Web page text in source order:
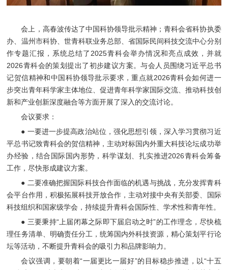
会上，高春波传达了中国科协领导批示精神；青科会省科协执委
办、温州市科协、世青科联业务总部、省国际民间科技交流中心分别
作专题汇报，系统总结了2025青科会举办情况和亮点成效，并就
2026青科会的策划提出了初步建议方案。与会人员围绕习近平总书
记贺信精神和中国科协领导批示要求，重点就2026青科会如何进一
步突出青年科学家主体地位、促进青年科学家国际交流、推动科技创
新和产业创新深度融合等方面开展了深入的交流讨论。
会议要求：
● 一要进一步提高政治站位，强化思想引领，深入学习贯彻习近
平总书记致青科会的贺信精神，主动对标国内外重大科技论坛成功举
办经验，结合国际国内形势，科学谋划、扎实推进2026青科会筹备
工作，尽快形成建议方案。
● 二要准确把握国际科技合作面临的机遇与挑战，充分发挥青科
会平台作用，积极拓展科技开放合作，主动对接中央有关部委、国际
科技组织和国家级学会，持续提升青科会国际性、学术性和青年性。
● 三要秉持“上届闭幕之际即下届启动之时”的工作理念，尽快梳
理任务清单、明确责任分工，统筹国内外科技资源，精心策划平行论
坛等活动，不断提升青科会的吸引力和品牌影响力。
会议强调，要朝着“一届更比一届好”的目标稳步推进，以“十五